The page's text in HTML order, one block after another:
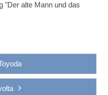
"Der alte Mann und das